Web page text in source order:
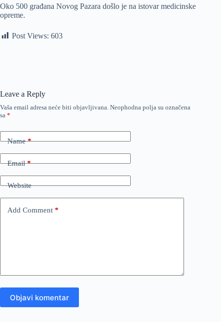
Oko 500 građana Novog Pazara došlo je na istovar medicinske
opreme.
Post Views: 603
Leave a Reply
Vaša email adresa neće biti objavljivana. Neophodna polja su označena
sa *
Name*
Email*
Website
Add Comment *
Objavi komentar